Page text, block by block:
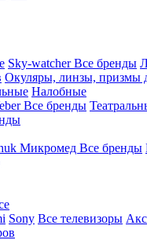
Sky-watcherВсе бренды
Окуляры, линзы, призмы
Налобные
Все бренды
Микромед Все бренды
Sony Все телевизоры